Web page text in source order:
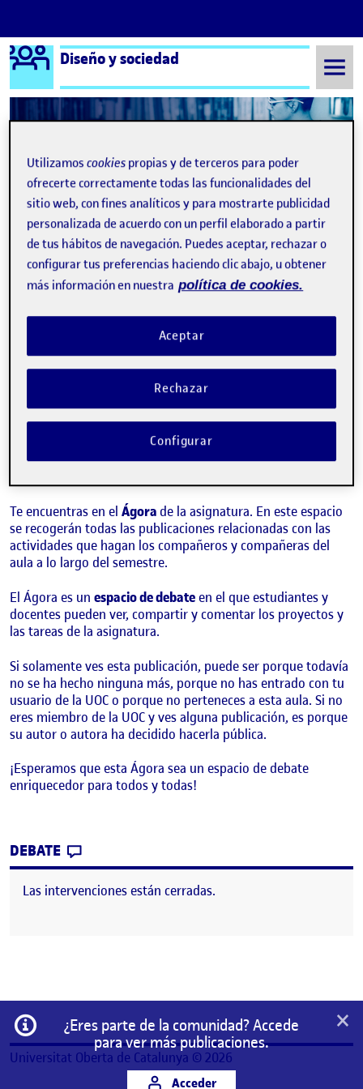
Saltar al contenido
Logo Ágora
Diseño y sociedad
Semestre 20152 - Aula 1 ¡Bienvenidos y bienvenidas!
¡Bienvenidos y bienvenidas!
Publicado por
Quelic Berga Carreras
¡Hola!
Esta publicación se ha generado automáticamente en el
Te encuentras en el Ágora de la asignatura. En este espacio
se recogerán todas las publicaciones relacionadas con las
actividades que hagan los compañeros y compañeras del
aula a lo largo del semestre.
El Ágora es un espacio de debateen el que estudiantes y
docentes pueden ver, compartir y comentar los proyectos y
las tareas de la asignatura.
Si solamente ves esta publicación, puede ser porque todavía
no se ha hecho ninguna más, porque no has entrado con tu
usuario de la UOC o porque no perteneces a esta aula. Si no
eres miembro de la UOC y ves alguna publicación, es porque
su autor o autora ha decidido hacerla pública.
¡Esperamos que esta Ágora sea un espacio de debate
enriquecedor para todos y todas!
DEBATE
Las intervenciones están cerradas.
Información
¿Eres parte de la comunidad? Accede
para ver más publicaciones.
Acceder
×
Universitat Oberta de Catalunya © 2026
Utilizamoscookies propias y de terceros para poder
ofrecerte correctamente todas las funcionalidades del
sitio web, con fines analíticos y para mostrarte publicidad
personalizada de acuerdo con un perfil elaborado a partir
de tus hábitos de navegación. Puedes aceptar, rechazar o
configurar tus preferencias haciendo clic abajo, u obtener
más información en nuestra política de cookies.
Rechazar
Aceptar
Configurar